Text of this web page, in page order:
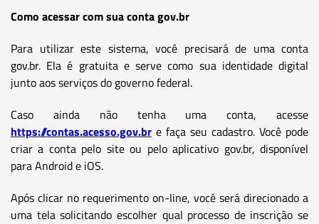
Como acessar com sua conta gov.br
Para utilizar este sistema, você precisará de uma conta
gov.br. Ela é gratuita e serve como sua identidade digital
junto aos serviços do governo federal.
Caso ainda não tenha uma conta, acesse
https://contas.acesso.gov.br e faça seu cadastro. Você pode
criar a conta pelo site ou pelo aplicativo gov.br, disponível
para Android e iOS.
Após clicar no requerimento on-line, você será direcionado a
uma tela solicitando escolher qual processo de inscrição se